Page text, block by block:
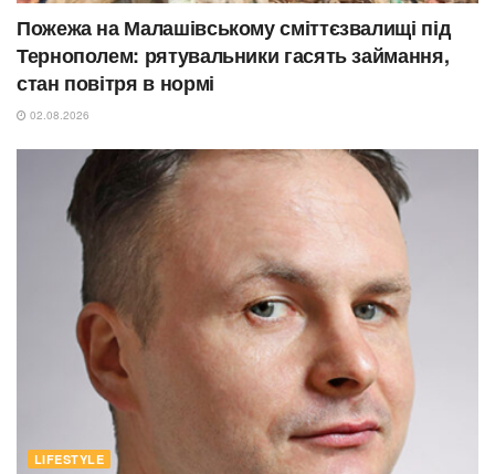
Пожежа на Малашівському сміттєзвалищі під
Тернополем: рятувальники гасять займання,
стан повітря в нормі
02.08.2026
LIFESTYLE